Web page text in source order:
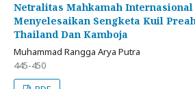
Netralitas Mahkamah Internasional
Menyelesaikan Sengketa Kuil
Thailand Dan Kamboja
Muhammad Rangga Arya Putra
445-450